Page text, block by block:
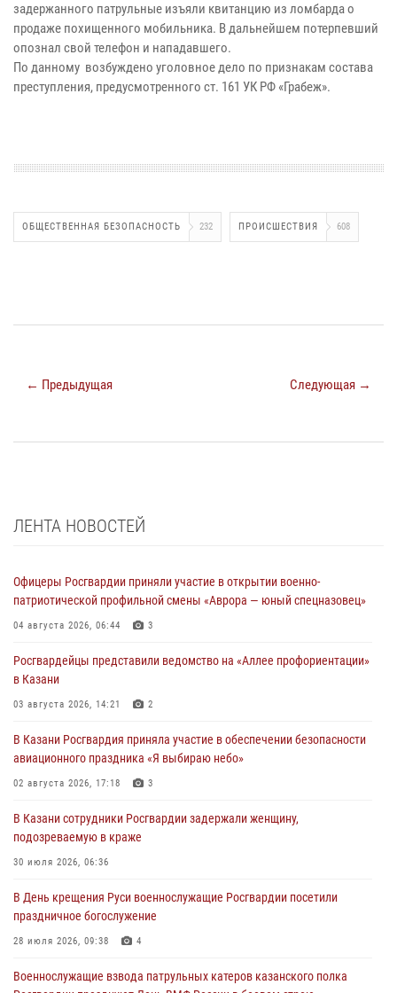
задержанного патрульные изъяли квитанцию из ломбарда о
продаже похищенного мобильника. В дальнейшем потерпевший
опознал свой телефон и нападавшего.
По данному возбуждено уголовное дело по признакам состава
преступления, предусмотренного ст. 161 УК РФ «Грабеж».
ОБЩЕСТВЕННАЯ БЕЗОПАСНОСТЬ 232 ПРОИСШЕСТВИЯ 608
← Предыдущая Следующая →
ЛЕНТА НОВОСТЕЙ
Офицеры Росгвардии приняли участие в открытии военно-
патриотической профильной смены «Аврора — юный спецназовец»
04 августа 2026, 06:44 3
Росгвардейцы представили ведомство на «Аллее профориентации»
в Казани
03 августа 2026, 14:21 2
В Казани Росгвардия приняла участие в обеспечении безопасности
авиационного праздника «Я выбираю небо»
02 августа 2026, 17:18 3
В Казани сотрудники Росгвардии задержали женщину,
подозреваемую в краже
30 июля 2026, 06:36
В День крещения Руси военнослужащие Росгвардии посетили
праздничное богослужение
28 июля 2026, 09:38 4
Военнослужащие взвода патрульных катеров казанского полка